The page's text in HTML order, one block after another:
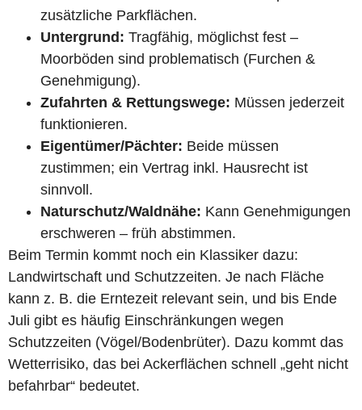
zusätzliche Parkflächen.
Untergrund: Tragfähig, möglichst fest –
Moorböden sind problematisch (Furchen &
Genehmigung).
Zufahrten & Rettungswege: Müssen jederzeit
funktionieren.
Eigentümer/Pächter: Beide müssen
zustimmen; ein Vertrag inkl. Hausrecht ist
sinnvoll.
Naturschutz/Waldnähe: Kann Genehmigungen
erschweren – früh abstimmen.
Beim Termin kommt noch ein Klassiker dazu:
Landwirtschaft und Schutzzeiten. Je nach Fläche
kann z. B. die Erntezeit relevant sein, und bis Ende
Juli gibt es häufig Einschränkungen wegen
Schutzzeiten (Vögel/Bodenbrüter). Dazu kommt das
Wetterrisiko, das bei Ackerflächen schnell „geht nicht
befahrbar“ bedeutet.